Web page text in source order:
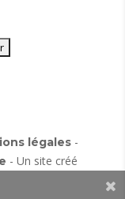
légales-
- Un site créé